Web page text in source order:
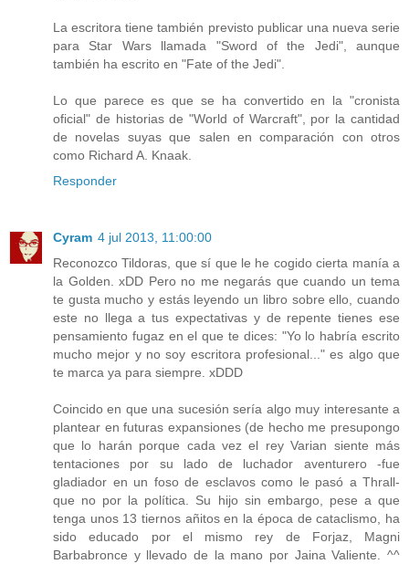
La escritora tiene también previsto publicar una nueva serie
para Star Wars llamada "Sword of the Jedi", aunque
también ha escrito en "Fate of the Jedi".
Lo que parece es que se ha convertido en la "cronista
oficial" de historias de "World of Warcraft", por la cantidad
de novelas suyas que salen en comparación con otros
como Richard A. Knaak.
Responder
Cyram 4 jul 2013, 11:00:00
Reconozco Tildoras, que sí que le he cogido cierta manía a
la Golden. xDD Pero no me negarás que cuando un tema
te gusta mucho y estás leyendo un libro sobre ello, cuando
este no llega a tus expectativas y de repente tienes ese
pensamiento fugaz en el que te dices: "Yo lo habría escrito
mucho mejor y no soy escritora profesional..." es algo que
te marca ya para siempre. xDDD
Coincido en que una sucesión sería algo muy interesante a
plantear en futuras expansiones (de hecho me presupongo
que lo harán porque cada vez el rey Varian siente más
tentaciones por su lado de luchador aventurero -fue
gladiador en un foso de esclavos como le pasó a Thrall-
que no por la política. Su hijo sin embargo, pese a que
tenga unos 13 tiernos añitos en la época de cataclismo, ha
sido educado por el mismo rey de Forjaz, Magni
Barbabronce y llevado de la mano por Jaina Valiente. ^^